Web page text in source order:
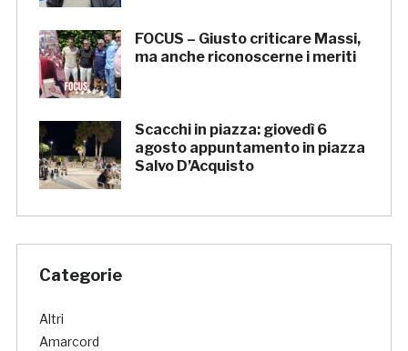
FOCUS – Giusto criticare Massi,
ma anche riconoscerne i meriti
Scacchi in piazza: giovedì 6
agosto appuntamento in piazza
Salvo D’Acquisto
Categorie
Altri
Amarcord